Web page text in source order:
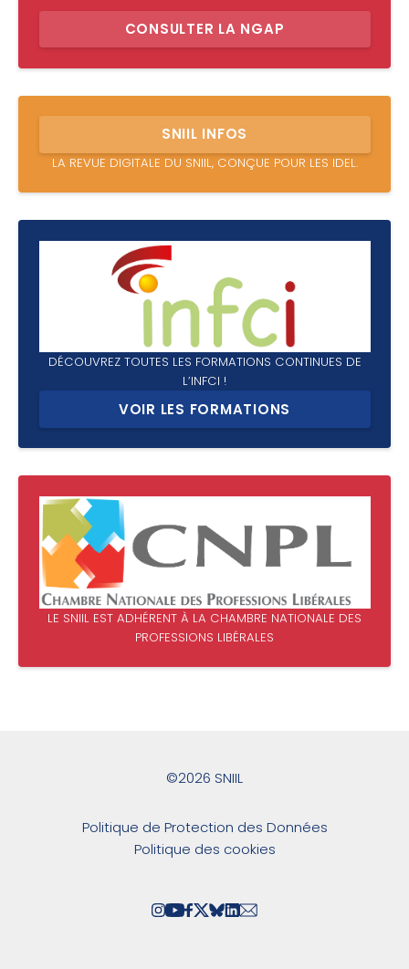
CONSULTER LA NGAP
SNIIL INFOS
LA REVUE DIGITALE DU SNIIL, CONÇUE POUR LES IDEL.
DÉCOUVREZ TOUTES LES FORMATIONS CONTINUES DE
L’INFCI !
VOIR LES FORMATIONS
LE SNIIL EST ADHÉRENT À LA CHAMBRE NATIONALE DES
PROFESSIONS LIBÉRALES
©2026 SNIIL
Politique de Protection des Données
Politique des cookies